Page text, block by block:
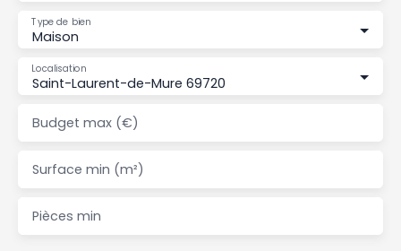
Maison
Type de bien
Saint-Laurent-de-Mure 69720
Localisation
Budget max (€)
Surface min (m²)
Pièces min